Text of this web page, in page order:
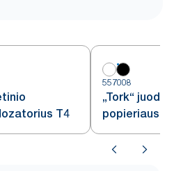
T4
557008
„Tork“
popieriaus